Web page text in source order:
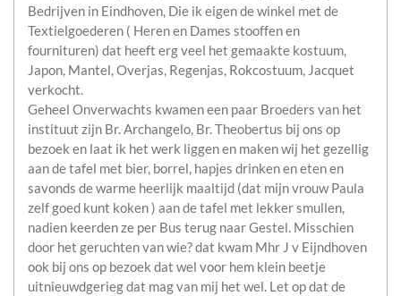
Bedrijven in Eindhoven, Die ik eigen de winkel met de
Textielgoederen ( Heren en Dames stooffen en
fournituren) dat heeft erg veel het gemaakte kostuum,
Japon, Mantel, Overjas, Regenjas, Rokcostuum, Jacquet
verkocht.
Geheel Onverwachts kwamen een paar Broeders van het
instituut zijn Br. Archangelo, Br. Theobertus bij ons op
bezoek en laat ik het werk liggen en maken wij het gezellig
aan de tafel met bier, borrel, hapjes drinken en eten en
savonds de warme heerlijk maaltijd (dat mijn vrouw Paula
zelf goed kunt koken ) aan de tafel met lekker smullen,
nadien keerden ze per Bus terug naar Gestel. Misschien
door het geruchten van wie? dat kwam Mhr J v Eijndhoven
ook bij ons op bezoek dat wel voor hem klein beetje
uitnieuwdgerieg dat mag van mij het wel. Let op dat de